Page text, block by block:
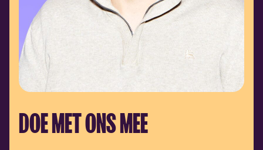
DOE MET ONS MEE